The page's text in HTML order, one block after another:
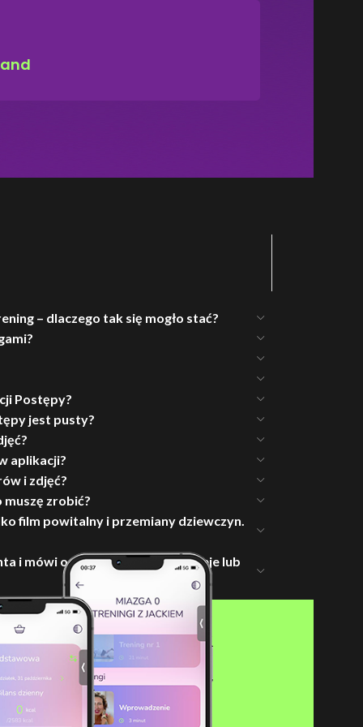
– dlaczego tak się mogło stać?
Postępy?
jest pusty?
aplikacji?
i zdjęć?
muszę zrobić?
film powitalny i przemiany dziewczyn.
i mówi o tym, że konto nie istnieje lub